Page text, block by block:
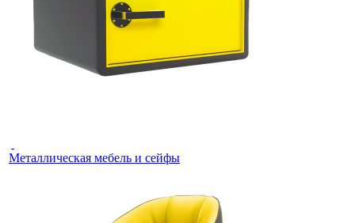
Металлическая мебель и сейфы